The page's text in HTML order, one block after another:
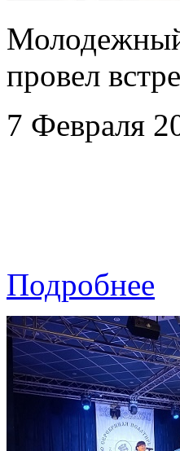
провел
7 Февраля
Подробнее